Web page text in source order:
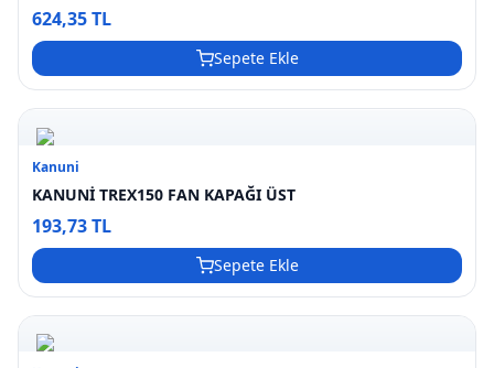
624,35 TL
Sepete Ekle
Kanuni
KANUNİ TREX150 FAN KAPAĞI ÜST
193,73 TL
Sepete Ekle